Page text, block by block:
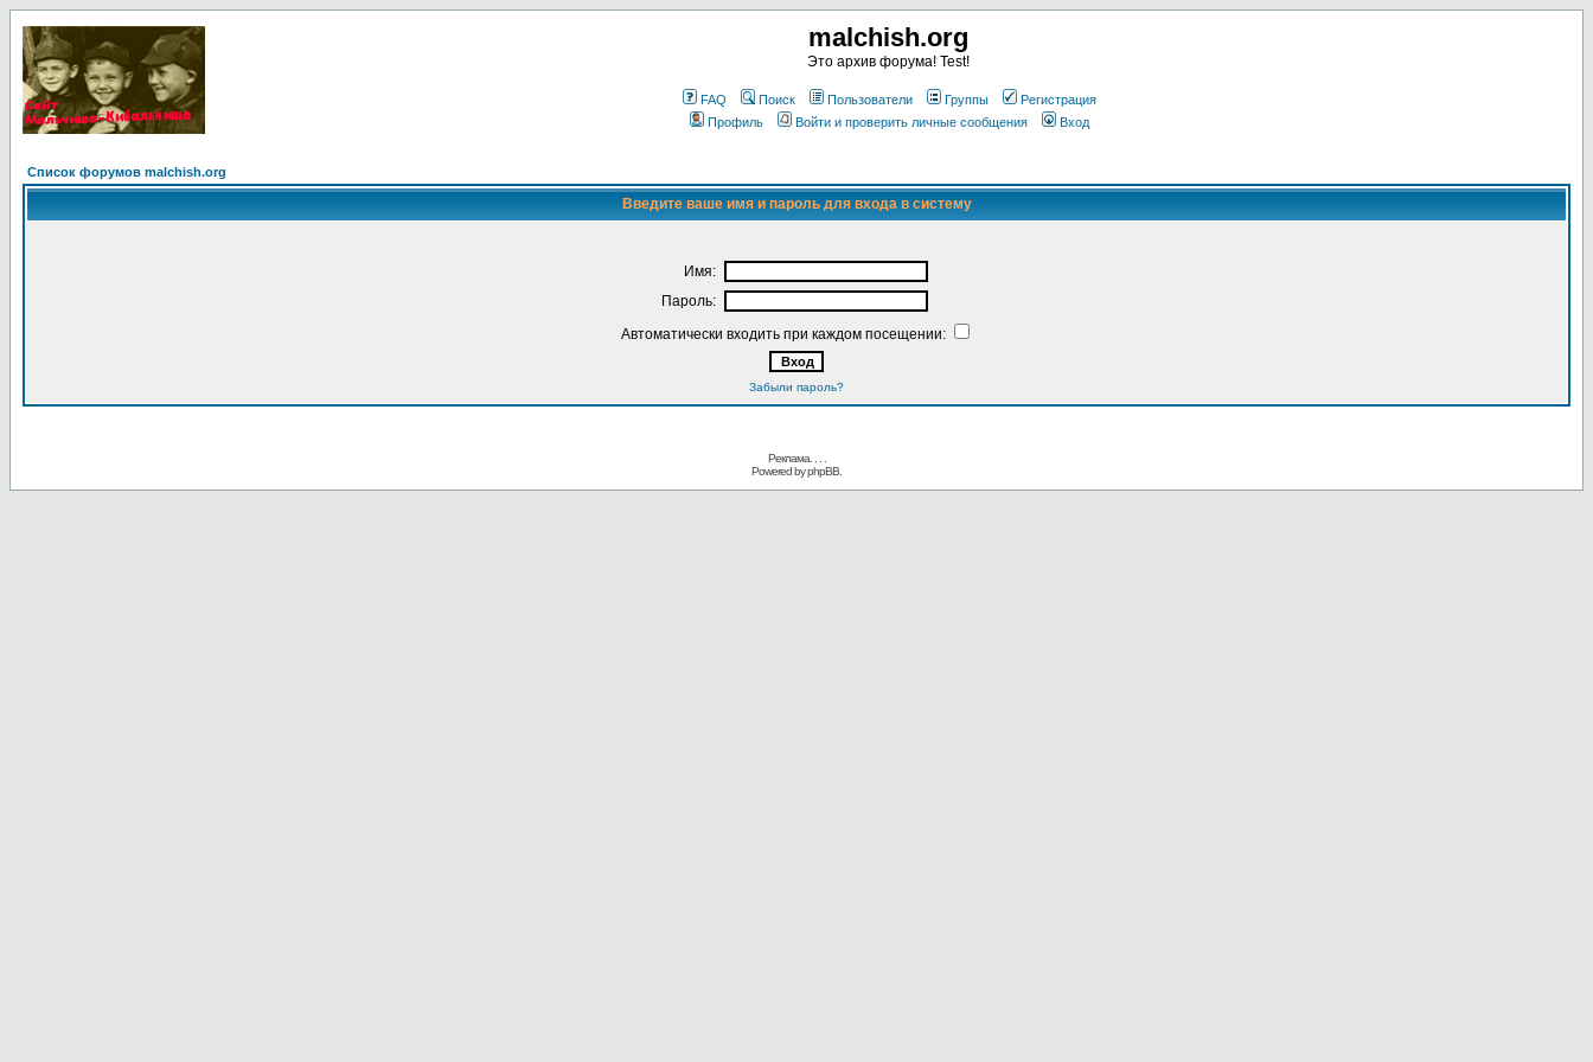
malchish.org
Это архив форума! Test!
FAQ Поиск Пользователи Группы
Регистрация
Профиль
Войти и проверить личные сообщения Вход
Список форумов malchish.org
Введите ваше имя и пароль для входа в систему
Имя:
Пароль:
Автоматически входить при каждом посещении:
Забыли пароль?
Реклама. . .
Powered byphpBB.